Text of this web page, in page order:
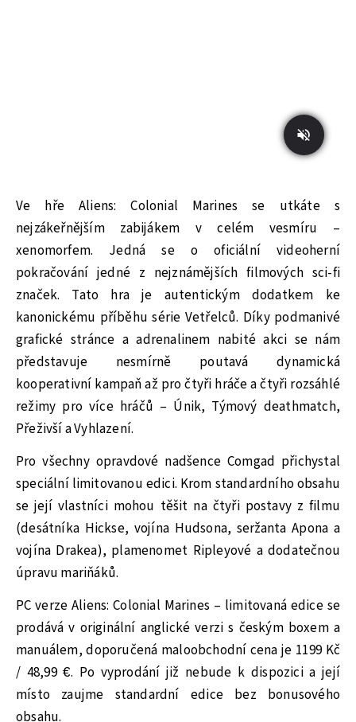
Ve hře Aliens: Colonial Marines se utkáte s
nejzákeřnějším zabijákem v celém vesmíru –
xenomorfem. Jedná se o oficiální videoherní
pokračování jedné z nejznámějších filmových sci-fi
značek. Tato hra je autentickým dodatkem ke
kanonickému příběhu série Vetřelců. Díky podmanivé
grafické stránce a adrenalinem nabité akci se nám
představuje nesmírně poutavá dynamická
kooperativní kampaň až pro čtyři hráče a čtyři rozsáhlé
režimy pro více hráčů – Únik, Týmový deathmatch,
Přeživší a Vyhlazení.
Pro všechny opravdové nadšence Comgad přichystal
speciální limitovanou edici. Krom standardního obsahu
se její vlastníci mohou těšit na čtyři postavy z filmu
(desátníka Hickse, vojína Hudsona, seržanta Apona a
vojína Drakea), plamenomet Ripleyové a dodatečnou
úpravu mariňáků.
PC verze Aliens: Colonial Marines – limitovaná edice se
prodává v originální anglické verzi s českým boxem a
manuálem, doporučená maloobchodní cena je 1199 Kč
/ 48,99 €. Po vyprodání již nebude k dispozici a její
místo zaujme standardní edice bez bonusového
obsahu.